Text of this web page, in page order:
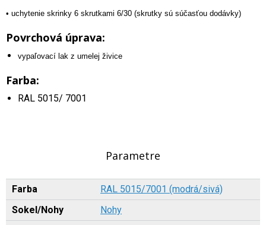
• uchytenie skrinky 6 skrutkami 6/30 (skrutky sú súčasťou dodávky)
Povrchová úprava:
vypaľovací lak z umelej živice
Farba:
RAL 5015/ 7001
Parametre
Farba
RAL 5015/7001 (modrá/sivá)
Sokel/Nohy
Nohy